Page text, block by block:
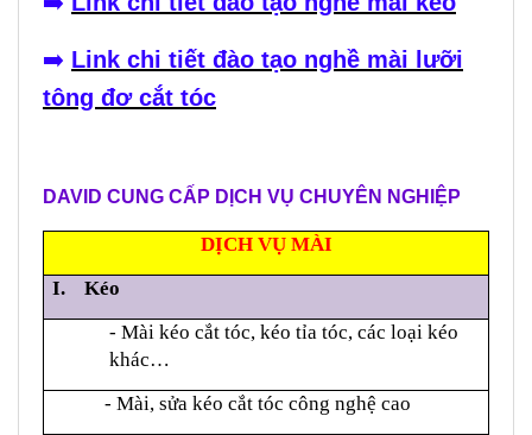
➡️ Link chi tiết đào tạo nghề mài lưỡi
tông đơ cắt tóc
DAVID CUNG CẤP DỊCH VỤ CHUYÊN NGHIỆP
DỊCH VỤ MÀI
I. Kéo
- Mài kéo cắt tóc, kéo tỉa tóc, các loại kéo
khác…
- Mài, sửa kéo cắt tóc công nghệ cao